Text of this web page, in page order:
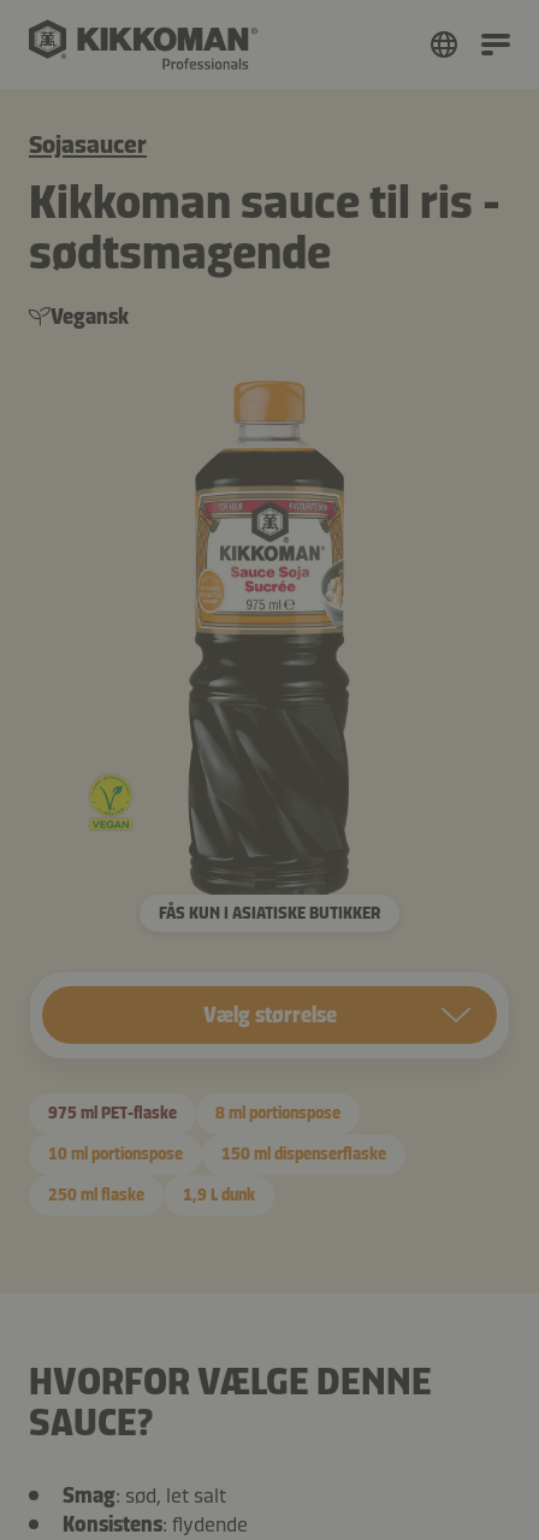
Sojasaucer
Kikkoman sauce til ris -
sødtsmagende
Vegansk
FÅS KUN I ASIATISKE BUTIKKER
Vælg størrelse
975 ml PET-flaske
8 ml portionspose
10 ml portionspose
150 ml dispenserflaske
250 ml flaske
1,9 L dunk
HVORFOR VÆLGE DENNE
SAUCE?
Smag: sød, let salt
Konsistens: flydende